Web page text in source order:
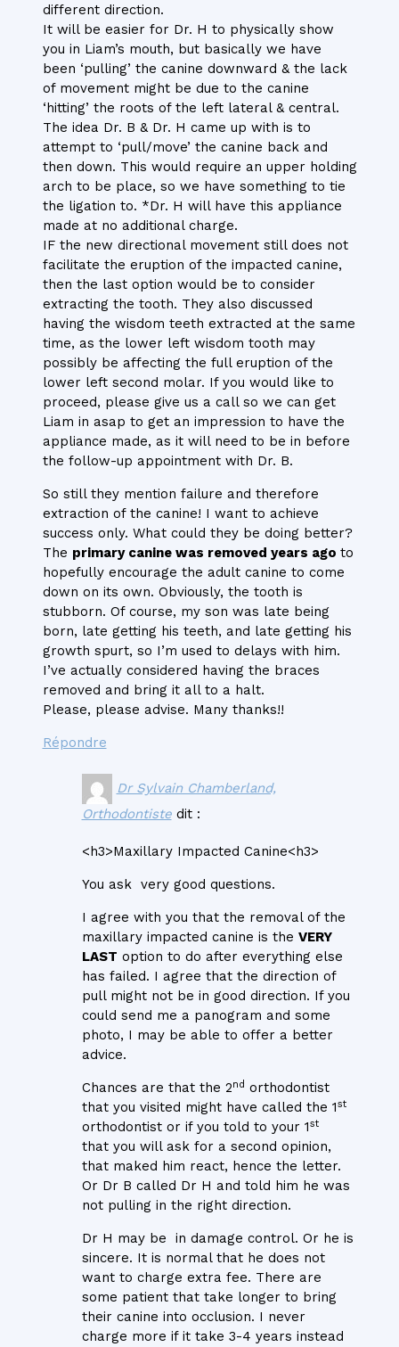
different direction.
It will be easier for Dr. H to physically show
you in Liam’s mouth, but basically we have
been ‘pulling’ the canine downward & the lack
of movement might be due to the canine
‘hitting’ the roots of the left lateral & central.
The idea Dr. B & Dr. H came up with is to
attempt to ‘pull/move’ the canine back and
then down. This would require an upper holding
arch to be place, so we have something to tie
the ligation to. *Dr. H will have this appliance
made at no additional charge.
IF the new directional movement still does not
facilitate the eruption of the impacted canine,
then the last option would be to consider
extracting the tooth. They also discussed
having the wisdom teeth extracted at the same
time, as the lower left wisdom tooth may
possibly be affecting the full eruption of the
lower left second molar. If you would like to
proceed, please give us a call so we can get
Liam in asap to get an impression to have the
appliance made, as it will need to be in before
the follow-up appointment with Dr. B.
So still they mention failure and therefore
extraction of the canine! I want to achieve
success only. What could they be doing better?
The primary canine was removed years ago to
hopefully encourage the adult canine to come
down on its own. Obviously, the tooth is
stubborn. Of course, my son was late being
born, late getting his teeth, and late getting his
growth spurt, so I’m used to delays with him.
I’ve actually considered having the braces
removed and bring it all to a halt.
Please, please advise. Many thanks!!
Répondre
Dr Sylvain Chamberland,
Orthodontiste dit :
<h3>Maxillary Impacted Canine<h3>
You ask very good questions.
I agree with you that the removal of the
maxillary impacted canine is the VERY
LAST option to do after everything else
has failed. I agree that the direction of
pull might not be in good direction. If you
could send me a panogram and some
photo, I may be able to offer a better
advice.
Chances are that the 2nd orthodontist
that you visited might have called the 1st
orthodontist or if you told to your 1st
that you will ask for a second opinion,
that maked him react, hence the letter.
Or Dr B called Dr H and told him he was
not pulling in the right direction.
Dr H may be in damage control. Or he is
sincere. It is normal that he does not
want to charge extra fee. There are
some patient that take longer to bring
their canine into occlusion. I never
charge more if it take 3-4 years instead